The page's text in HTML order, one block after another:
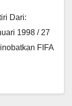
Dari:
1998 / 27
FIFA